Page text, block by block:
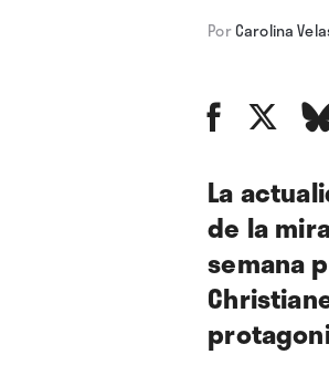
Por Carolina
La
de la
semana